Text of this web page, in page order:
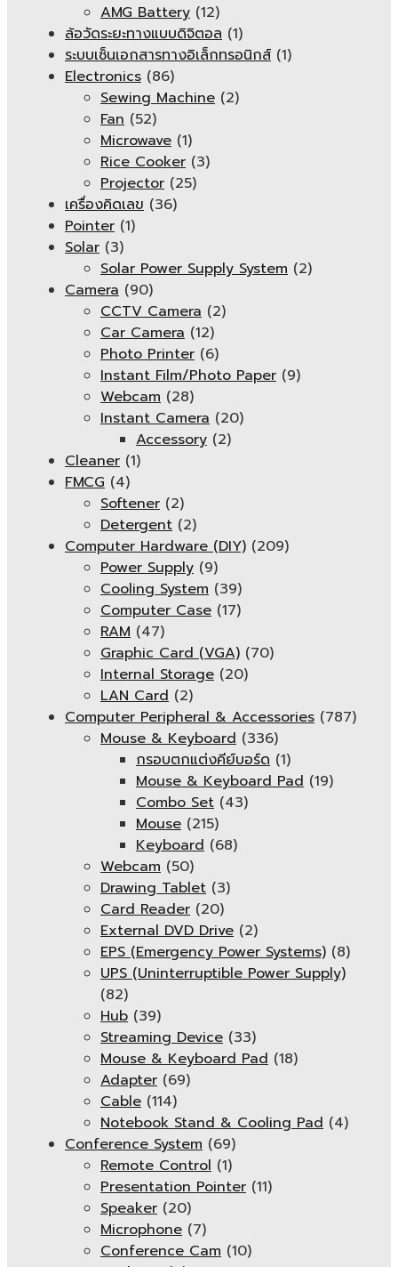
AMG Battery (12)
ล้อวัดระยะทางแบบดิจิตอล (1)
ระบบเซ็นเอกสารทางอิเล็กทรอนิกส์ (1)
Electronics (86)
Sewing Machine (2)
Fan (52)
Microwave (1)
Rice Cooker (3)
Projector (25)
เครื่องคิดเลข (36)
Pointer (1)
Solar (3)
Solar Power Supply System (2)
Camera (90)
CCTV Camera (2)
Car Camera (12)
Photo Printer (6)
Instant Film/Photo Paper (9)
Webcam (28)
Instant Camera (20)
Accessory (2)
Cleaner (1)
FMCG (4)
Softener (2)
Detergent (2)
Computer Hardware (DIY) (209)
Power Supply (9)
Cooling System (39)
Computer Case (17)
RAM (47)
Graphic Card (VGA) (70)
Internal Storage (20)
LAN Card (2)
Computer Peripheral & Accessories (787)
Mouse & Keyboard (336)
กรอบตกแต่งคีย์บอร์ด (1)
Mouse & Keyboard Pad (19)
Combo Set (43)
Mouse (215)
Keyboard (68)
Webcam (50)
Drawing Tablet (3)
Card Reader (20)
External DVD Drive (2)
EPS (Emergency Power Systems) (8)
UPS (Uninterruptible Power Supply)
(82)
Hub (39)
Streaming Device (33)
Mouse & Keyboard Pad (18)
Adapter (69)
Cable (114)
Notebook Stand & Cooling Pad (4)
Conference System (69)
Remote Control (1)
Presentation Pointer (11)
Speaker (20)
Microphone (7)
Conference Cam (10)